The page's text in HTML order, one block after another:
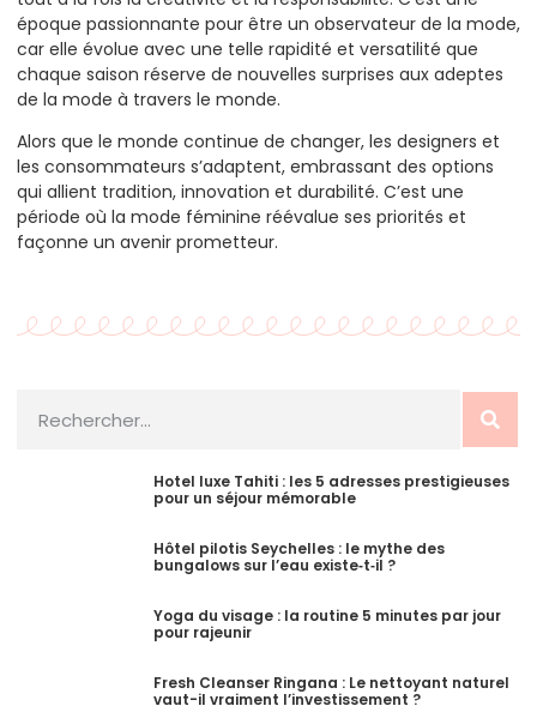
époque passionnante pour être un observateur de la mode,
car elle évolue avec une telle rapidité et versatilité que
chaque saison réserve de nouvelles surprises aux adeptes
de la mode à travers le monde.
Alors que le monde continue de changer, les designers et
les consommateurs s’adaptent, embrassant des options
qui allient tradition, innovation et durabilité. C’est une
période où la mode féminine réévalue ses priorités et
façonne un avenir prometteur.
Hotel luxe Tahiti : les 5 adresses prestigieuses
pour un séjour mémorable
Hôtel pilotis Seychelles : le mythe des
bungalows sur l’eau existe‑t‑il ?
Yoga du visage : la routine 5 minutes par jour
pour rajeunir
Fresh Cleanser Ringana : Le nettoyant naturel
vaut-il vraiment l’investissement ?